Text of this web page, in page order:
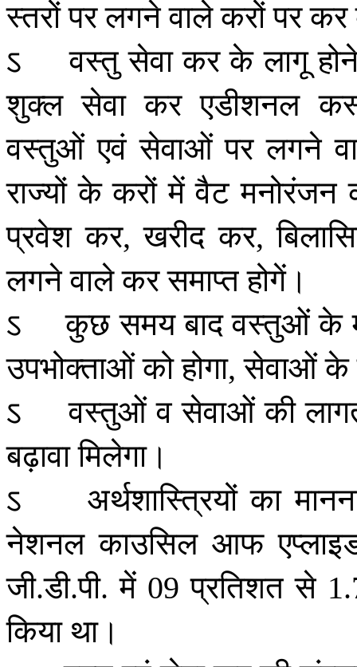
स्तरोंपरलगनेवालेकरोंपरकर
ऽ
वस्तु सेवा कर के लागू
शुक्ल सेवा कर एडीशनल
वस्तुओं एवं सेवाओं पर लगने
राज्यों के करों में वैट मनोरंजन
प्रवेश कर,खरीद कर,
लगनेवालेकरसमाप्तहोगें।
ऽ
कुछ समय बाद वस्तुओं के
उपभोक्ताओंकोहोगा,सेवाओंके
ऽ
वस्तुओं व सेवाओं की
बढ़ावामिलेगा।
ऽ
अर्थशास्त्रियों का
नेशनल काउसिल आफ
जी.डी.पी.में09प्रतिशत से
किया था।